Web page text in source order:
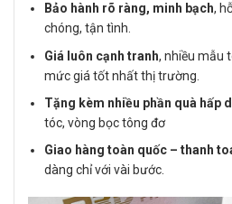
Bảo hành rõ ràng, minh bạch,
chóng, tận tình.
Giá luôn cạnh tranh, nhiều mẫu
mức giá tốt nhất thị trường.
Tặng kèm nhiều phần quà hấp
tóc, vòng bọc tông đơ
Giao hàng toàn quốc – thanh
dàng chỉ với vài bước.